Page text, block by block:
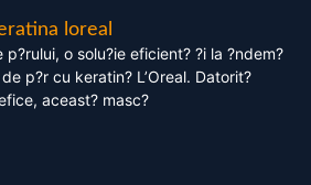
loreal
o solu?ie eficient? ?i la ?ndem?
p?r cu keratin? L’Oreal. Datorit?
aceast? masc?